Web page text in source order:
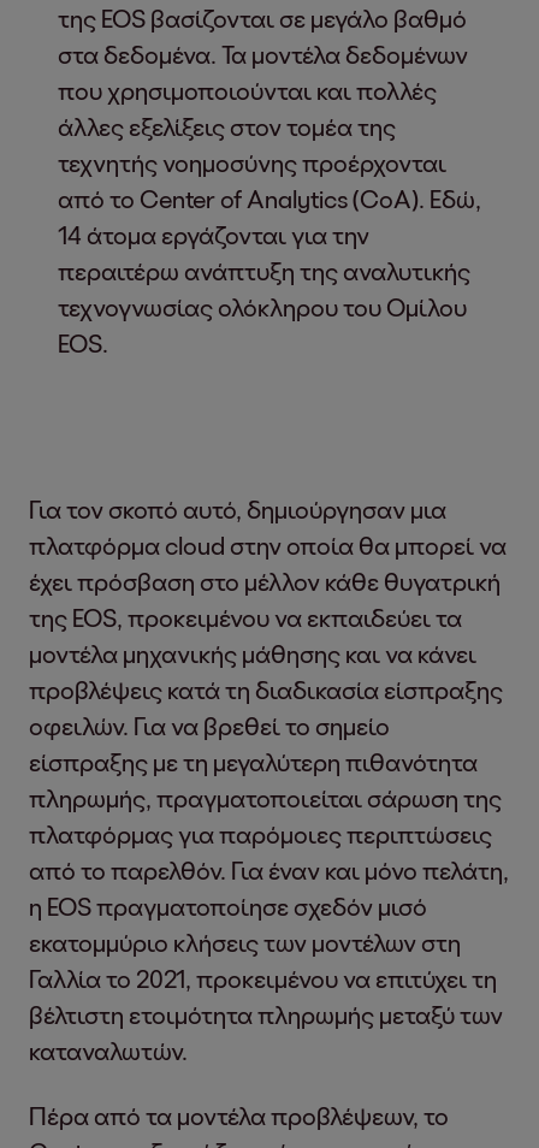
της EOS βασίζονται σε μεγάλο βαθμό
στα δεδομένα. Τα μοντέλα δεδομένων
που χρησιμοποιούνται και πολλές
άλλες εξελίξεις στον τομέα της
τεχνητής νοημοσύνης προέρχονται
από το Center of Analytics (CoA). Εδώ,
14 άτομα εργάζονται για την
περαιτέρω ανάπτυξη της αναλυτικής
τεχνογνωσίας ολόκληρου του Ομίλου
EOS.
Για τον σκοπό αυτό, δημιούργησαν μια
πλατφόρμα cloud στην οποία θα μπορεί να
έχει πρόσβαση στο μέλλον κάθε θυγατρική
της EOS, προκειμένου να εκπαιδεύει τα
μοντέλα μηχανικής μάθησης και να κάνει
προβλέψεις κατά τη διαδικασία είσπραξης
οφειλών. Για να βρεθεί το σημείο
είσπραξης με τη μεγαλύτερη πιθανότητα
πληρωμής, πραγματοποιείται σάρωση της
πλατφόρμας για παρόμοιες περιπτώσεις
από το παρελθόν. Για έναν και μόνο πελάτη,
η EOS πραγματοποίησε σχεδόν μισό
εκατομμύριο κλήσεις των μοντέλων στη
Γαλλία το 2021, προκειμένου να επιτύχει τη
βέλτιστη ετοιμότητα πληρωμής μεταξύ των
καταναλωτών.
Πέρα από τα μοντέλα προβλέψεων, το